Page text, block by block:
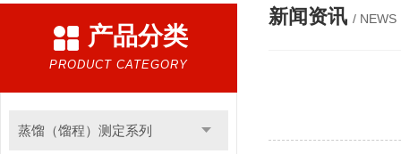
产品分类
PRODUCT CATEGORY
蒸馏（馏程）测定系列
新闻资讯 / NEWS